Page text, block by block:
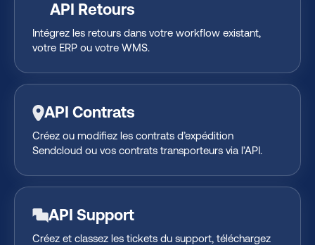
API Retours
Intégrez les retours dans votre workflow existant,
votre ERP ou votre WMS.
API Contrats
Créez ou modifiez les contrats d’expédition
Sendcloud ou vos contrats transporteurs via l’API.
API Support
Créez et classez les tickets du support, téléchargez